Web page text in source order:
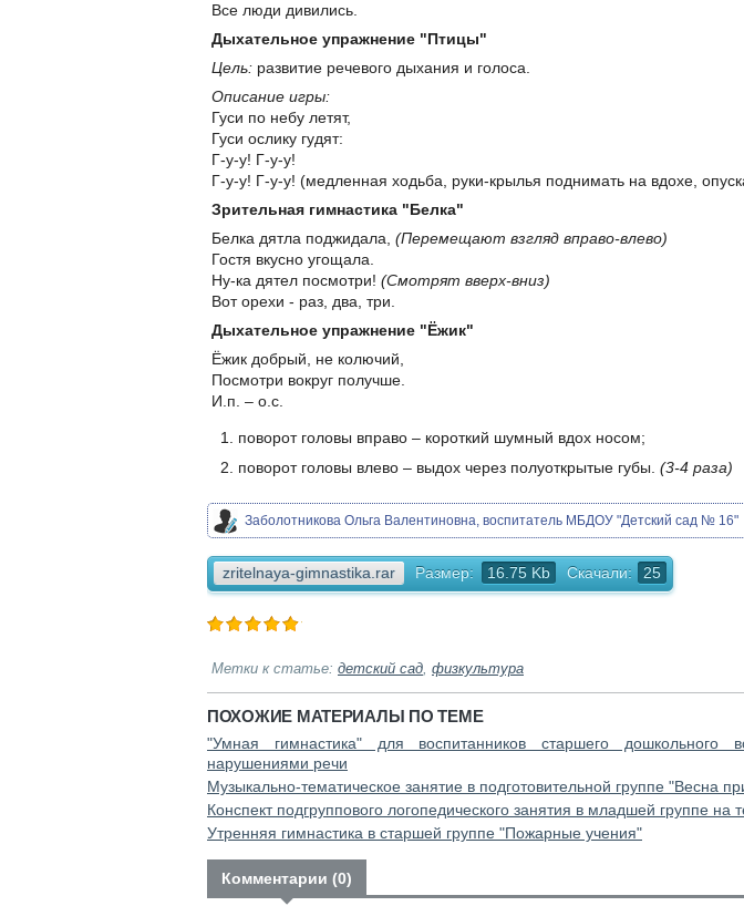
Все люди дивились.
Дыхательное упражнение "Птицы"
Цель: развитие речевого дыхания и голоса.
Описание игры:
Гуси по небу летят,
Гуси ослику гудят:
Г-у-у! Г-у-у!
Г-у-у! Г-у-у! (медленная ходьба, руки-крылья поднимать на вдохе,
Зрительная гимнастика "Белка"
Белка дятла поджидала, (Перемещают взгляд вправо-влево)
Гостя вкусно угощала.
Ну-ка дятел посмотри! (Смотрят вверх-вниз)
Вот орехи - раз, два, три.
Дыхательное упражнение "Ёжик"
Ёжик добрый, не колючий,
Посмотри вокруг получше.
И.п. – о.с.
поворот головы вправо – короткий шумный вдох носом;
поворот головы влево – выдох через полуоткрытые губы. (3-4 раза)
Заболотникова Ольга Валентиновна, воспитатель МБДОУ "Детский сад № 16"
zritelnaya-gimnastika.rar Размер: 16.75 Kb Скачали: 25
Метки к статье: детский сад физкультура
ПОХОЖИЕ МАТЕРИАЛЫ ПО ТЕМЕ
"Умная гимнастика" для воспитанников старшего дошкольного
нарушениями речи
Музыкально-тематическое занятие в подготовительной группе "Весна
Конспект подгруппового логопедического занятия в младшей группе на
Утренняя гимнастика в старшей группе "Пожарные учения"
Комментарии (0)